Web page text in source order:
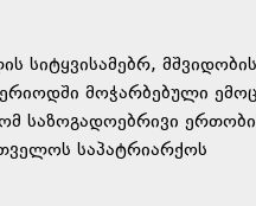
მშვიდობის
მოჭარბებული
საზოგადოებრივი
საპატრიარქოს